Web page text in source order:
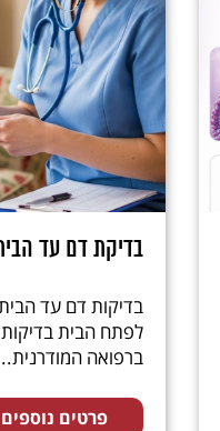
בדיקת דם עד
בדיקות דם עד
לפתח הבית
ברפואה
פרטים נוספים